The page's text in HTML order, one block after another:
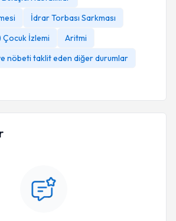
İdrar Torbası Sarkması
Çocuk İzlemi
Aritmi
nöbeti taklit eden diğer durumlar